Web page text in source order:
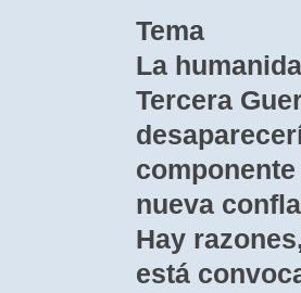
Tema
La
Tercera
nueva
Hay
está